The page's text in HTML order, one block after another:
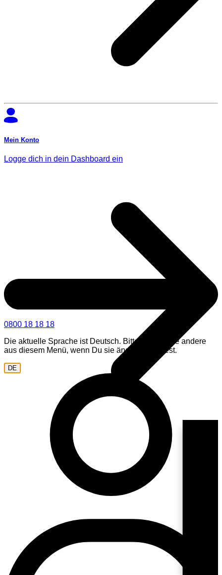
0800 18 18 18
Die aktuelle Sprache ist Deutsch. Bitte wähle eine andere
aus diesem Menü, wenn Du sie ändern möchtest.
DE
Mein Konto
Logge dich in dein Dashboard ein